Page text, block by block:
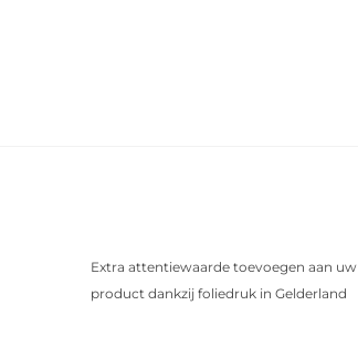
Extra attentiewaarde toevoegen aan uw
product dankzij foliedruk in Gelderland